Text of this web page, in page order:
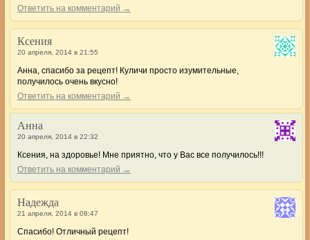
Ответить на комментарий →
Ксения
20 апреля, 2014 в 21:55
Анна, спасибо за рецепт! Куличи просто изумительные,
получилось очень вкусно!
Ответить на комментарий →
Анна
20 апреля, 2014 в 22:32
Ксения, на здоровье! Мне приятно, что у Вас все получилось!!!
Ответить на комментарий →
Надежда
21 апреля, 2014 в 08:47
Спасибо! Отличный рецепт!